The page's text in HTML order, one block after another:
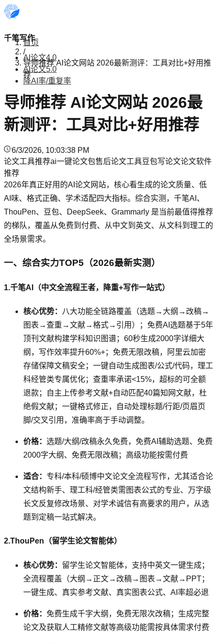
千笔写作
AI论文4.0
AI论文5.0
降AI率/重复率
首页
/
导师推荐 AI论文网站 2026最新测评：工具对比+好用推
荐
导师推荐 AI论文网站 2026最
新测评：工具对比+好用推荐
6/3/2026, 10:03:38 PM
论文工具推荐ai一键论文包售后论文工具豆包写论文论文软件
推荐
2026年真正好用的AI论文网站，核心看生成的论文质量、低
AI味、格式正确、学术适配四大指标。综合实测，千笔AI、
ThouPen、豆包、DeepSeek、Grammarly 是当前最值得推荐
的梯队，覆盖从免费到付费、从中文到英文、从文科到理工的
全场景需求。
一、综合实力TOP5（2026最新实测）
1.千笔AI（中文全流程王者，降重+写作一站式）
核心优势：
八大功能全链路覆盖（选题→大纲→改稿→
图表→查重→文献→格式→引用）；免费AI选题基于5年
顶刊文献构建学科知识图谱；60秒生成2000字详细大
纲，写作效率提升60%+；免费无限改稿，阿里云加密
存储保障文稿安全；一键自动生成图表/公式/代码，理工
科经管类专属优化；查重率承诺<15%，超标的可全额
退款；自主上传参考文献+自动匹配40篇知网文献，杜
绝假文献；一键格式修正，自动处理标题/行距/页眉页
脚/交叉引用，准确率高于手动调整。
价格： 选题/大纲/改稿永久免费，免费AI辅助选题、免费
2000字大纲、免费无限改稿；高级功能按需付费
适合： 专科/本科/硕博中文论文全流程写作，尤其适合论
文结构新手、理工科/经管类需图表公式的专业、万字级
长文反复修改场景、对学术诚信有高要求的用户，从选
题到定稿一站式解决。
2.ThouPen（留学生论文智能体）
核心优势： 留学生论文智能体，支持中英文一键生成；
全流程覆盖（大纲→正文→改稿→图表→文献→PPT；
一键生成、真实参考文献、真实图表公式、AI率超必退
价格： 免费生成千字大纲，免费无限次改稿；生成完整
论文及获取人工精修文献等高级功能需按具体需求付费